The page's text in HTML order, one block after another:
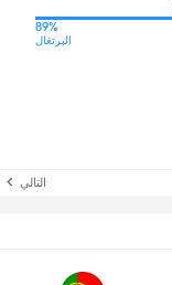
89%
البرتغال
التالي